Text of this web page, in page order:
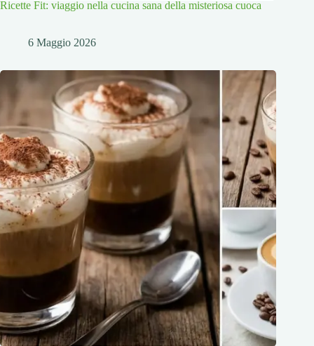
Ricette Fit: viaggio nella cucina sana della misteriosa cuoca
6 Maggio 2026